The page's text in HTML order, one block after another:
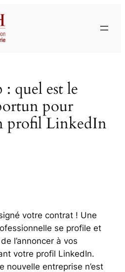
quel est le
pour
profil LinkedIn
votre contrat ! Une
se profile et
l’annoncer à vos
votre profil LinkedIn.
nouvelle entreprise n’est